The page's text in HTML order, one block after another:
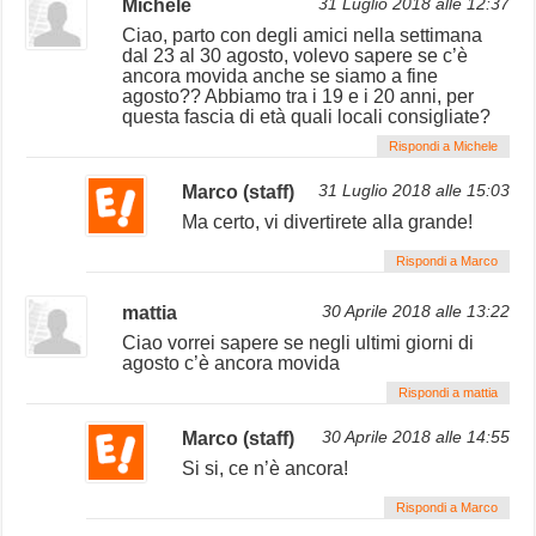
Michele 31 Luglio 2018 alle 12:37
Ciao, parto con degli amici nella settimana
dal 23 al 30 agosto, volevo sapere se c’è
ancora movida anche se siamo a fine
agosto?? Abbiamo tra i 19 e i 20 anni, per
questa fascia di età quali locali consigliate?
Rispondi a Michele
Marco (staff) 31 Luglio 2018 alle 15:03
Ma certo, vi divertirete alla grande!
Rispondi a Marco
mattia 30 Aprile 2018 alle 13:22
Ciao vorrei sapere se negli ultimi giorni di
agosto c’è ancora movida
Rispondi a mattia
Marco (staff) 30 Aprile 2018 alle 14:55
Si si, ce n’è ancora!
Rispondi a Marco